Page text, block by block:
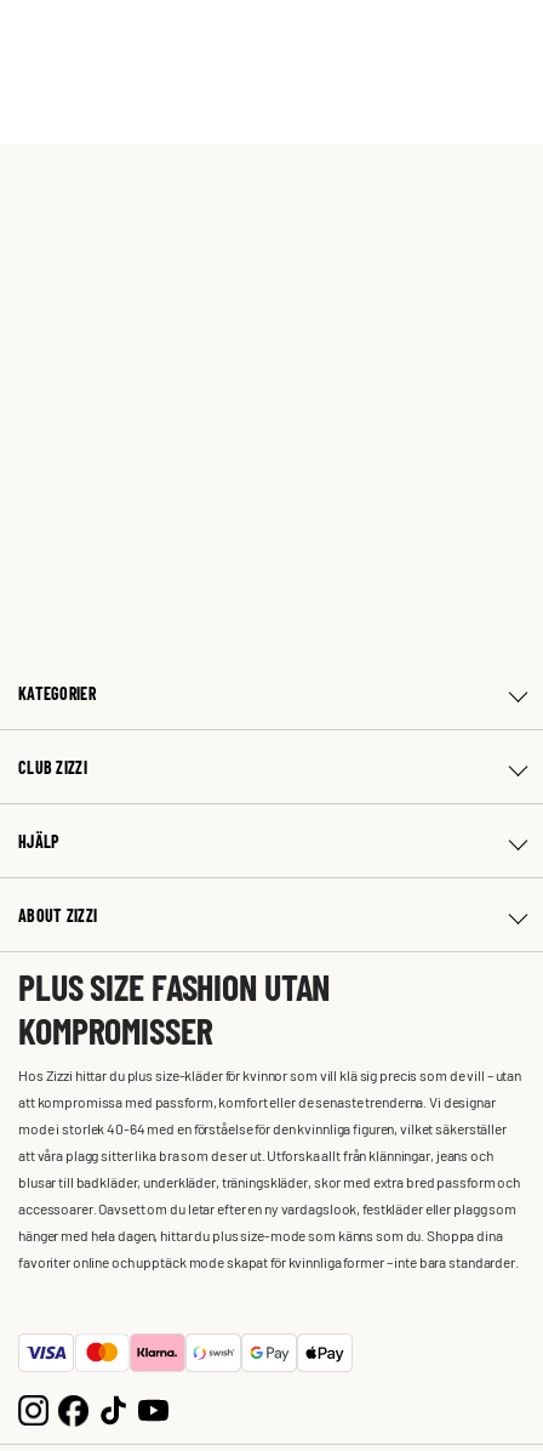
KATEGORIER
CLUB ZIZZI
HJÄLP
ABOUT ZIZZI
PLUS SIZE FASHION UTAN
KOMPROMISSER
Hos Zizzi hittar du plus size-kläder för kvinnor som vill klä sig precis som de vill – utan
att kompromissa med passform, komfort eller de senaste trenderna. Vi designar
mode i storlek 40-64 med en förståelse för den kvinnliga figuren, vilket säkerställer
att våra plagg sitter lika bra som de ser ut. Utforska allt från klänningar, jeans och
blusar till badkläder, underkläder, träningskläder, skor med extra bred passform och
accessoarer. Oavsett om du letar efter en ny vardagslook, festkläder eller plagg som
hänger med hela dagen, hittar du plus size-mode som känns som du. Shoppa dina
favoriter online och upptäck mode skapat för kvinnliga former – inte bara standarder.